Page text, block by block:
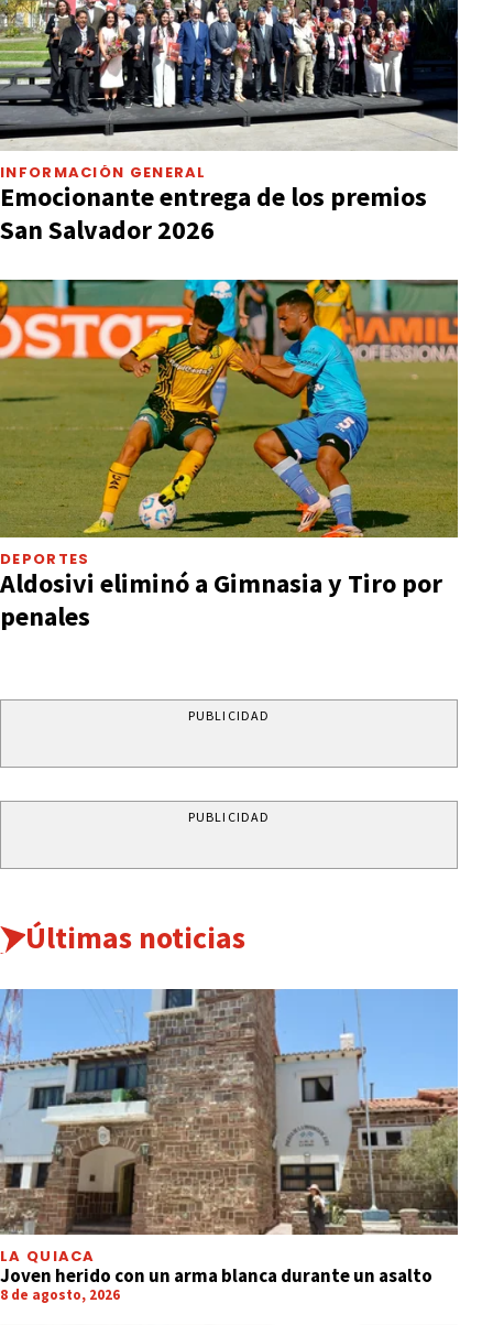
INFORMACIÓN GENERAL
Emocionante entrega de los premios
San Salvador 2026
DEPORTES
Aldosivi eliminó a Gimnasia y Tiro por
penales
PUBLICIDAD
PUBLICIDAD
Últimas noticias
LA QUIACA
Joven herido con un arma blanca durante un asalto
8 de agosto, 2026